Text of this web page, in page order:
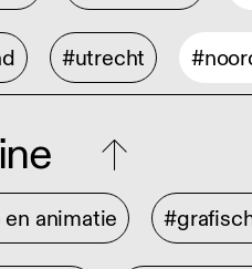
#utrecht
animatie